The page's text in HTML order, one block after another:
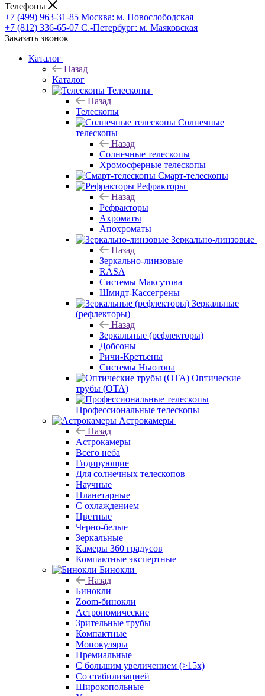
Телефоны
+7 (499) 963-31-85 Москва: м. Новослободская
+7 (812) 336-65-07 С.-Петербург: м. Маяковская
Заказать звонок
Каталог
Назад
Каталог
Телескопы
Назад
Телескопы
Солнечные
телескопы
Назад
Солнечные телескопы
Хромосферные телескопы
Смарт-телескопы
Рефракторы
Назад
Рефракторы
Ахроматы
Апохроматы
Зеркально-линзовые
Назад
Зеркально-линзовые
RASA
Системы Максутова
Шмидт-Кассегрены
Зеркальные
(рефлекторы)
Назад
Зеркальные (рефлекторы)
Добсоны
Ричи-Кретьены
Системы Ньютона
Оптические
трубы (OTA)
Профессиональные телескопы
Астрокамеры
Назад
Астрокамеры
Всего неба
Гидирующие
Для солнечных телескопов
Научные
Планетарные
С охлаждением
Цветные
Черно-белые
Зеркальные
Камеры 360 градусов
Компактные экспертные
Бинокли
Назад
Бинокли
Zoom-бинокли
Астрономические
Зрительные трубы
Компактные
Монокуляры
Премиальные
С большим увеличением (>15x)
Со стабилизацией
Широкопольные